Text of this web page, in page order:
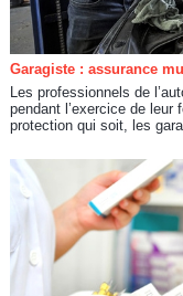
Garagiste : assurance
Les professionnels de
pendant l’exercice de leur
protection qui soit, les